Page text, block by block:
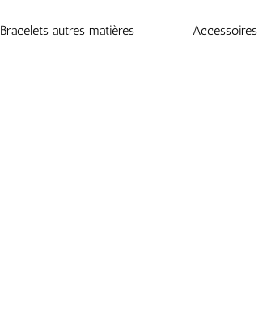
Bracelets autres matières Accessoires